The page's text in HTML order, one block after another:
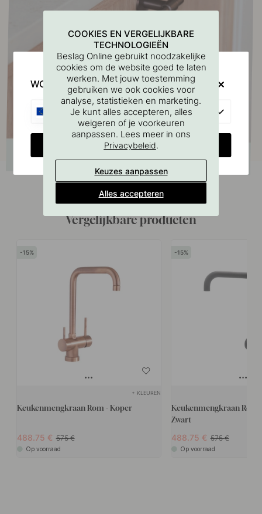
Vergelijkbare producten
15
+ KLEUREN
Keukenmengkraan Rom - Koper
488.75 575
Op voorraad
15
Keukenmengkraan Rom
Zwart
488.75 575
Op voorraad
COOKIES EN VERGELIJKBARE
TECHNOLOGIEËN
Beslag Online gebruikt noodzakelijke
cookies om de website goed te laten
werken. Met jouw toestemming
gebruiken we ook cookies voor
analyse, statistieken en marketing.
Je kunt alles accepteren, alles
weigeren of je voorkeuren
aanpassen. Lees meer in ons
Privacybeleid.
Keuzes aanpassen
Alles accepteren
WOULD YOU RATHER VISIT?
CHANGE COUNTRY